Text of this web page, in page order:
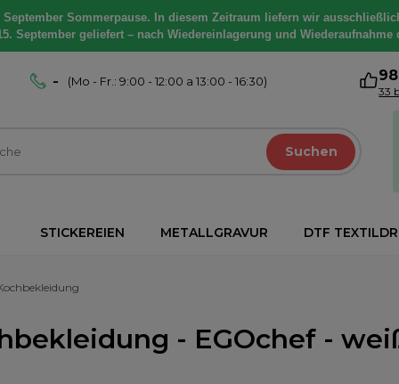
Sommerpause. In diesem Zeitraum liefern wir
September geliefert – nach Wiedereinlagerung und
- (Mo - Fr.: 9:00 - 12:00 a 13:00 - 16:30)
33
Suchen
STICKEREIEN METALLGRAVUR DTF
- EGOchef -